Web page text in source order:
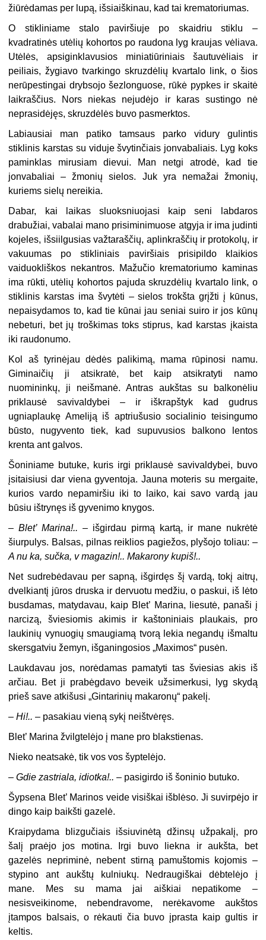
žiūrėdamas per lupą, išsiaiškinau, kad tai krematoriumas.
O stikliniame stalo paviršiuje po skaidriu stiklu –
kvadratinės utėlių kohortos po raudona lyg kraujas vėliava.
Utėlės, apsiginklavusios miniatiūriniais šautuvėliais ir
peiliais, žygiavo tvarkingo skruzdėlių kvartalo link, o šios
nerūpestingai drybsojo šezlonguose, rūkė pypkes ir skaitė
laikraščius. Nors niekas nejudėjo ir karas sustingo nė
neprasidėjęs, skruzdėlės buvo pasmerktos.
Labiausiai man patiko tamsaus parko vidury gulintis
stiklinis karstas su viduje švytinčiais jonvabaliais. Lyg koks
paminklas mirusiam dievui. Man netgi atrodė, kad tie
jonvabaliai – žmonių sielos. Juk yra nemažai žmonių,
kuriems sielų nereikia.
Dabar, kai laikas sluoksniuojasi kaip seni labdaros
drabužiai, vabalai mano prisiminimuose atgyja ir ima judinti
kojeles, išsiilgusias važtaraščių, aplinkraščių ir protokolų, ir
vakuumas po stikliniais paviršiais prisipildo klaikios
vaiduokliškos nekantros. Mažučio krematoriumo kaminas
ima rūkti, utėlių kohortos pajuda skruzdėlių kvartalo link, o
stiklinis karstas ima švytėti – sielos trokšta grįžti į kūnus,
nepaisydamos to, kad tie kūnai jau seniai suiro ir jos kūnų
nebeturi, bet jų troškimas toks stiprus, kad karstas įkaista
iki raudonumo.
Kol aš tyrinėjau dėdės palikimą, mama rūpinosi namu.
Giminaičių ji atsikratė, bet kaip atsikratyti namo
nuomininkų, ji neišmanė. Antras aukštas su balkonėliu
priklausė savivaldybei – ir iškrapštyk kad gudrus
ugniaplaukę Ameliją iš aptriušusio socialinio teisingumo
būsto, nugyvento tiek, kad supuvusios balkono lentos
krenta ant galvos.
Šoniniame butuke, kuris irgi priklausė savivaldybei, buvo
įsitaisiusi dar viena gyventoja. Jauna moteris su mergaite,
kurios vardo nepamiršiu iki to laiko, kai savo vardą jau
būsiu ištrynęs iš gyvenimo knygos.
–Blet’ Marina!.. – išgirdau pirmą kartą, ir mane nukrėtė
šiurpulys. Balsas, pilnas reiklios pagiežos, plyšojo toliau: –
A nu ka, sučka, v magazin!.. Makarony kupiš!..
Net sudrebėdavau per sapną, išgirdęs šį vardą, tokį aitrų,
dvelkiantį jūros druska ir dervuotu medžiu, o paskui, iš lėto
busdamas, matydavau, kaip Blet’ Marina, liesutė, panaši į
narcizą, šviesiomis akimis ir kaštoniniais plaukais, pro
laukinių vynuogių smaugiamą tvorą lekia negandų išmaltu
skersgatviu žemyn, išganingosios „Maximos“ pusėn.
Laukdavau jos, norėdamas pamatyti tas šviesias akis iš
arčiau. Bet ji prabėgdavo beveik užsimerkusi, lyg skydą
prieš save atkišusi „Gintarinių makaronų“ pakelį.
–Hi!.. – pasakiau vieną sykį neištvėręs.
Blet’ Marina žvilgtelėjo į mane pro blakstienas.
Nieko neatsakė, tik vos vos šyptelėjo.
–Gdie zastriala, idiotka!.. – pasigirdo iš šoninio butuko.
Šypsena Blet’ Marinos veide visiškai išblėso. Ji suvirpėjo ir
dingo kaip baikšti gazelė.
Kraipydama blizgučiais išsiuvinėtą džinsų užpakalį, pro
šalį praėjo jos motina. Irgi buvo liekna ir aukšta, bet
gazelės nepriminė, nebent stirną pamuštomis kojomis –
stypino ant aukštų kulniukų. Nedraugiškai dėbtelėjo į
mane. Mes su mama jai aiškiai nepatikome –
nesisveikinome, nebendravome, nerėkavome aukštos
įtampos balsais, o rėkauti čia buvo įprasta kaip gultis ir
keltis.